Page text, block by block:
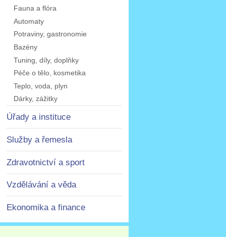
Fauna a flóra
Automaty
Potraviny, gastronomie
Bazény
Tuning, díly, doplňky
Péče o tělo, kosmetika
Teplo, voda, plyn
Dárky, zážitky
Úřady a instituce
Služby a řemesla
Zdravotnictví a sport
Vzdělávání a věda
Ekonomika a finance